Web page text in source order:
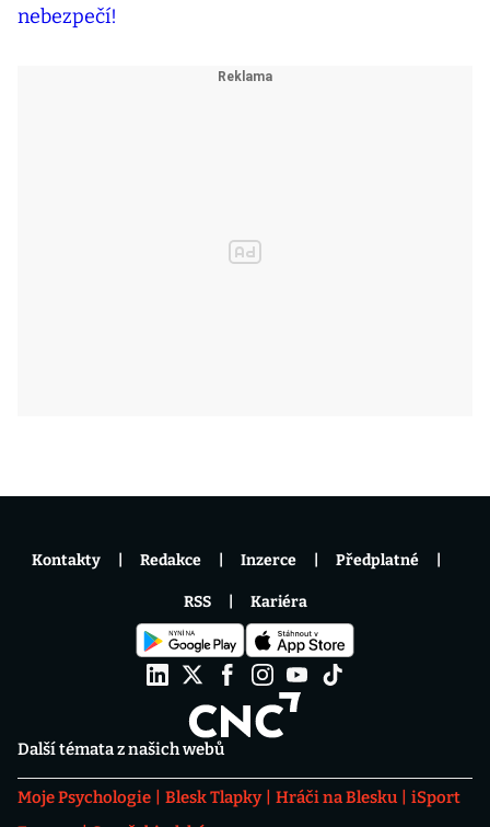
Další témata z našich webů
Moje Psychologie Blesk Tlapky Hráči na Blesku
iSport
Kontakty Redakce Inzerce Předplatné
RSS Kariéra